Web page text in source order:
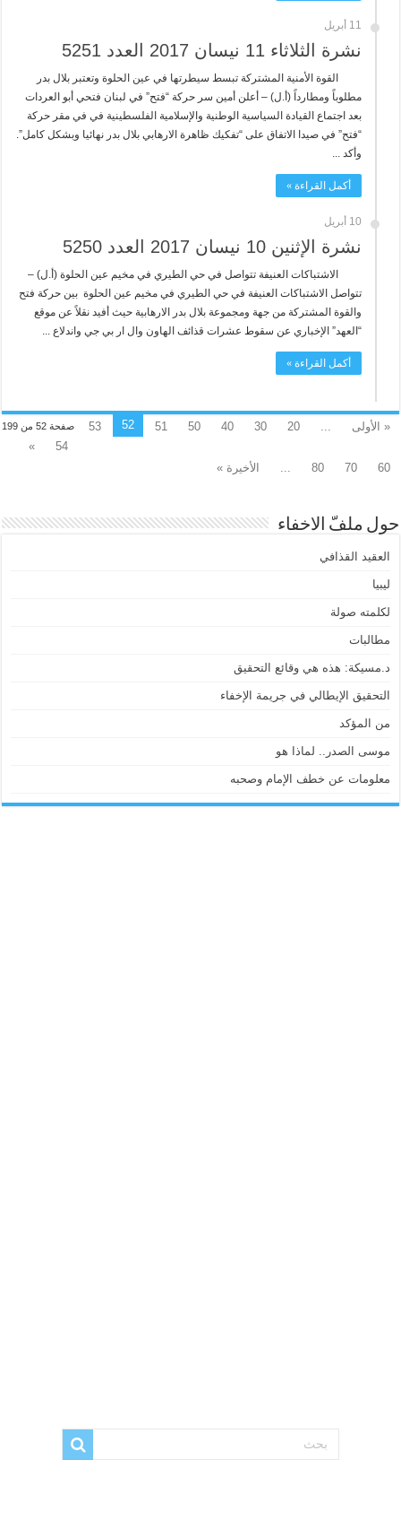
11 أبريل
نشرة الثلاثاء 11 نيسان 2017 العدد 5251
القوة الأمنية المشتركة تبسط سيطرتها في عين الحلوة وتعتبر بلال بدر
مطلوباً ومطارداً (أ.ل) – أعلن أمين سر حركة “فتح” في لبنان فتحي أبو العردات
بعد اجتماع القيادة السياسية الوطنية والإسلامية الفلسطينية في في مقر حركة
“فتح” في صيدا الاتفاق على “تفكيك ظاهرة الارهابي بلال بدر نهائيا وبشكل كامل”.
وأكد ...
أكمل القراءة »
10 أبريل
نشرة الإثنين 10 نيسان 2017 العدد 5250
الاشتباكات العنيفة تتواصل في حي الطيري في مخيم عين الحلوة (أ.ل) –
تتواصل الاشتباكات العنيفة في حي الطيري في مخيم عين الحلوة بين حركة فتح
والقوة المشتركة من جهة ومجموعة بلال بدر الارهابية حيث أفيد نقلاً عن موقع
“العهد” الإخباري عن سقوط عشرات قذائف الهاون وال ار بي جي واندلاع ...
أكمل القراءة »
صفحة 52 من 199 « الأولى ...
20
30
40
50
51
52
53
54
»
60
70
80
... الأخيرة »
حول ملفّ الاخفاء
العقيد القذافي
ليبيا
لكلمته صولة
مطالبات
د.مسيكة: هذه هي وقائع التحقيق
التحقيق الإيطالي في جريمة الإخفاء
من المؤكد
موسى الصدر.. لماذا هو
معلومات عن خطف الإمام وصحبه